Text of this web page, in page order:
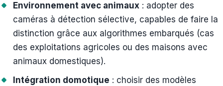
Environnement avec animaux : adopter des
caméras à détection sélective, capables de faire la
distinction grâce aux algorithmes embarqués (cas
des exploitations agricoles ou des maisons avec
animaux domestiques).
Intégration domotique : choisir des modèles